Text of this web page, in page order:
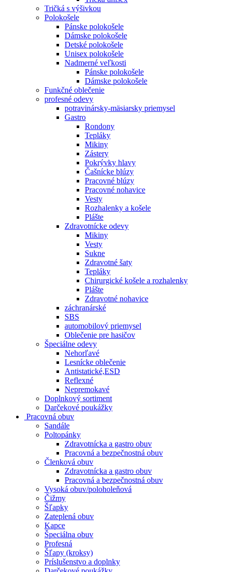
Tričká s výšivkou
Polokošele
Pánske polokošele
Dámske polokošele
Detské polokošele
Unisex polokošele
Nadmerné veľkosti
Pánske polokošele
Dámske polokošele
Funkčné oblečenie
profesné odevy
potravinársky-mäsiarsky priemysel
Gastro
Rondony
Tepláky
Mikiny
Zástery
Pokrývky hlavy
Čašnícke blúzy
Pracovné blúzy
Pracovné nohavice
Vesty
Rozhalenky a košele
Plášte
Zdravotnícke odevy
Mikiny
Vesty
Sukne
Zdravotné šaty
Tepláky
Chirurgické košele a rozhalenky
Plášte
Zdravotné nohavice
záchranárské
SBS
automobilový priemysel
Oblečenie pre hasičov
Špeciálne odevy
Nehorľavé
Lesnícke oblečenie
Antistatické,ESD
Reflexné
Nepremokavé
Doplnkový sortiment
Darčekové poukážky
Pracovná obuv
Sandále
Poltopánky
Zdravotnícka a gastro obuv
Pracovná a bezpečnostná obuv
Členková obuv
Zdravotnícka a gastro obuv
Pracovná a bezpečnostná obuv
Vysoká obuv/poloholeňová
Čižmy
Šľapky
Zateplená obuv
Kapce
Špeciálna obuv
Profesná
Šľapy (kroksy)
Príslušenstvo a doplnky